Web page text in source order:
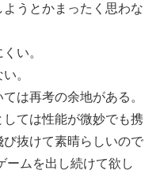
うとかまったく思わな
い。
。
は再考の余地がある。
ては性能が微妙でも携
抜けて素晴らしいので
ームを出し続けて欲し